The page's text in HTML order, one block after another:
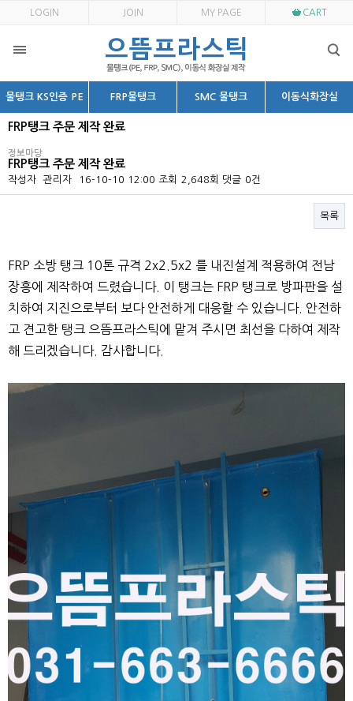
LOGIN JOIN MY PAGE CART
물탱크 KS인증 PE FRP물탱크 SMC 물탱크 이동식화장실
FRP탱크 주문 제작 완료
정보마당
FRP탱크 주문 제작 완료
작성자 관리자 16-10-10 12:00 조회 2,648회 댓글 0건
목록
FRP 소방 탱크 10톤 규격 2x2.5x2 를 내진설계 적용하여 전남
장흥에 제작하여 드렸습니다. 이 탱크는 FRP 탱크로 방파판을 설
치하여 지진으로부터 보다 안전하게 대응할 수 있습니다. 안전하
고 견고한 탱크 으뜸프라스틱에 맡겨 주시면 최선을 다하여 제작
해 드리겠습니다. 감사합니다.